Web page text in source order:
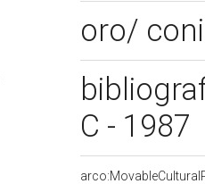
oro/
C - 1987